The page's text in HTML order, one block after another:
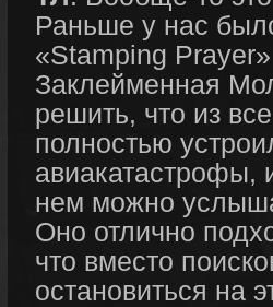
Раньше у нас
«Stamping
Заклейменная
решить, что из
полностью
авиакатастрофы,
нем можно
Оно отлично
что вместо
остановиться на